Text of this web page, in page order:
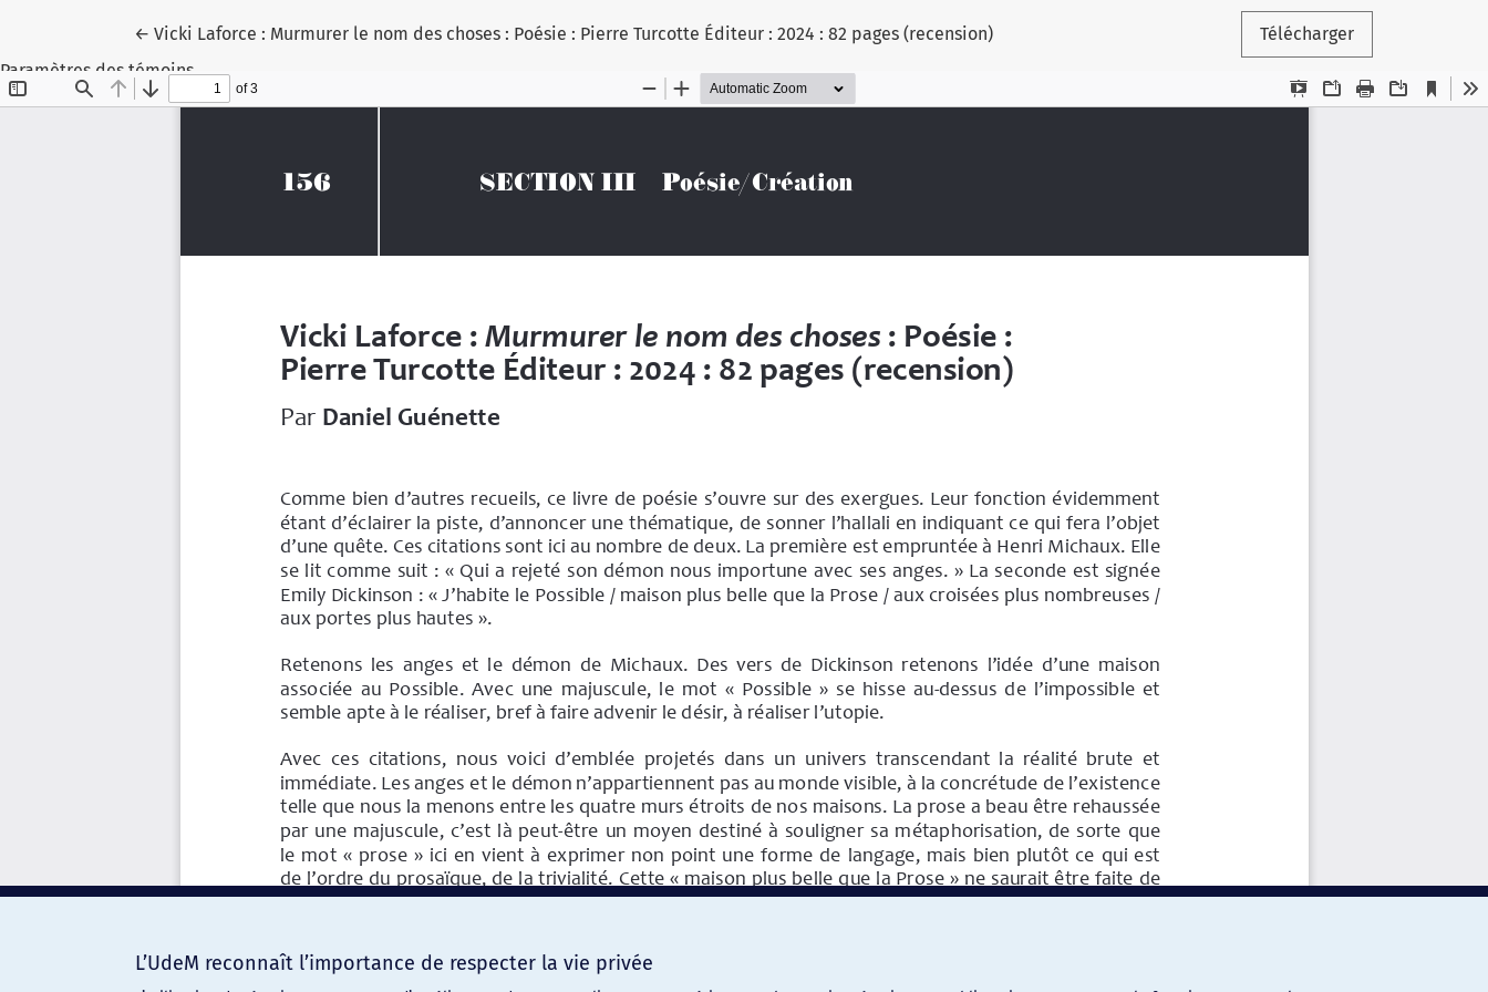
← Retourner aux renseignements sur l'article
Vicki Laforce : Murmurer le nom des choses : Poésie : Pierre Turcotte Éditeur : 2024 : 82 pages (recension)
Télécharger
Paramètres des témoins
L’UdeM reconnaît l’importance de respecter la vie privée